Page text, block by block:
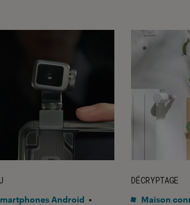
Android •
DÉCRYPTAGE
Maison